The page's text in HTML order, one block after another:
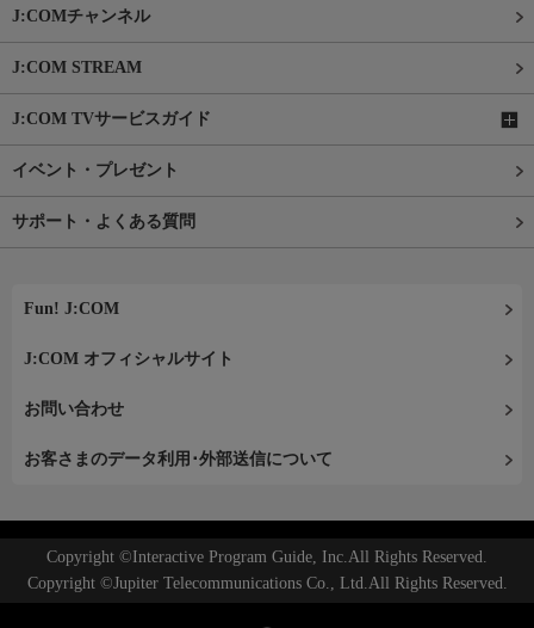
J:COMチャンネル
J:COM STREAM
J:COM TVサービスガイド
イベント・プレゼント
サポート・よくある質問
Fun! J:COM
J:COM オフィシャルサイト
お問い合わせ
お客さまのデータ利用･外部送信について
Copyright ©Interactive Program Guide, Inc.All Rights Reserved.
Copyright ©Jupiter Telecommunications Co., Ltd.All Rights Reserved.